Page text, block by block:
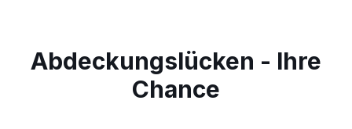
Abdeckungslücken - Ihre
Chance